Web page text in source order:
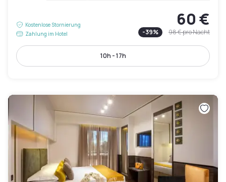
Kostenlose Stornierung
Zahlung im Hotel
60 €
-39% 98 €pro Nacht
10h - 17h